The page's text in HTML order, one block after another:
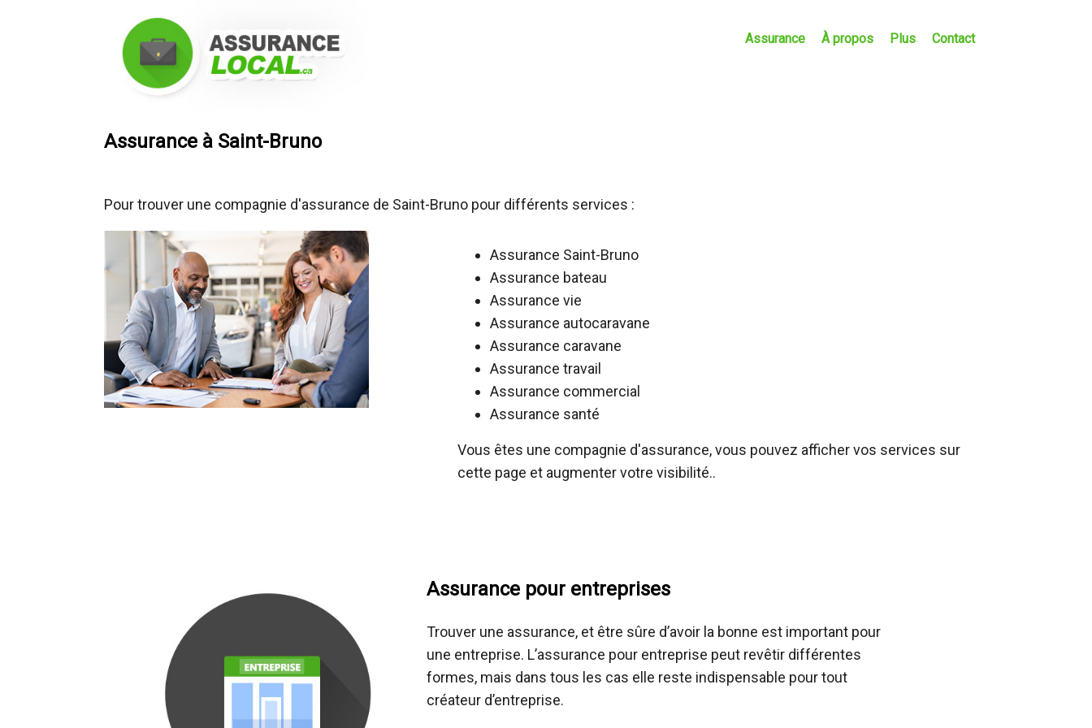
Assurance À propos Plus Contact
Assurance à Saint-Bruno
Pour trouver une compagnie d'assurance de Saint-Bruno pour différents services :
Assurance Saint-Bruno
Assurance bateau
Assurance vie
Assurance autocaravane
Assurance caravane
Assurance travail
Assurance commercial
Assurance santé
Vous êtes une compagnie d'assurance, vous pouvez afficher vos services sur
cette page et augmenter votre visibilité..
Assurance pour entreprises
Trouver une assurance, et être sûre d’avoir la bonne est important pour
une entreprise. L’assurance pour entreprise peut revêtir différentes
formes, mais dans tous les cas elle reste indispensable pour tout
créateur d’entreprise.